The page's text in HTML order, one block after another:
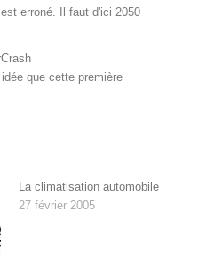
erroné. Il faut d'ici 2050
que cette première
La climatisation automobile
27 février 2005